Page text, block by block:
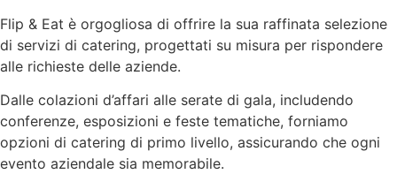
Flip & Eat è orgogliosa di offrire la sua raffinata selezione
di servizi di catering, progettati su misura per rispondere
alle richieste delle aziende.
Dalle colazioni d’affari alle serate di gala, includendo
conferenze, esposizioni e feste tematiche, forniamo
opzioni di catering di primo livello, assicurando che ogni
evento aziendale sia memorabile.